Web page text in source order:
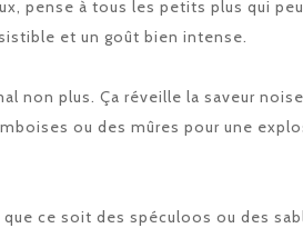
pense à tous les petits plus qui
et un goût bien intense.
non plus. Ça réveille la saveur
ou des mûres pour une
ce soit des spéculoos ou des